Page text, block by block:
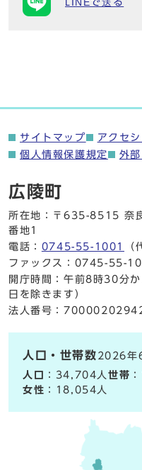
LINEで送る
サイトマップ アクセ
個人情報保護規定
外
広陵町
所在地：〒635-8515 奈
番地1
電話： 0745-55-1001
（
ファックス：0745-55-
開庁時間：午前8時30分
日を除きます）
法人番号：
人口・世帯数 2026年
人口
：34,704人世帯
女性 ：18,054人